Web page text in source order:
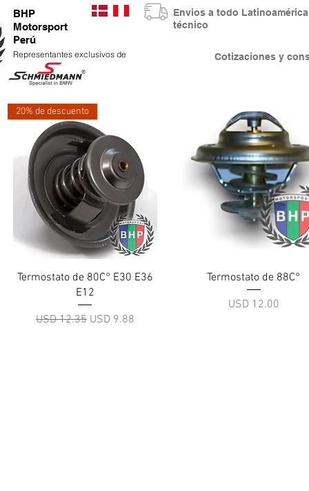
BHP
Motorsport
Perú
Representantes exclusivos de Cotizaciones y
Envios a todo
técnico
Vista rápida
20% de descuento
Termostato de 80C° E30 E36
E12
Precio
USD 12.35 Precio de oferta
USD 9.88
Vista rápida
Termostato de 88C°
Precio
USD 12.00